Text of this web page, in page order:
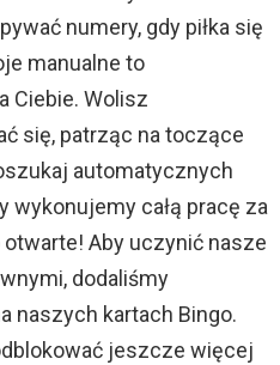
numery, gdy piłka się
manualne to
Ciebie. Wolisz
się, patrząc na toczące
automatycznych
wykonujemy całą pracę za
Aby uczynić nasze
dodaliśmy
naszych kartach Bingo.
jeszcze więcej